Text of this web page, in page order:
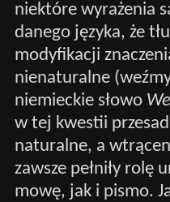
niektóre wyrażenia
danego języka, że
modyfikacji
nienaturalne
niemieckie słowo
w tej kwestii
naturalne, a
zawsze pełniły rolę
mowę, jak i pismo.